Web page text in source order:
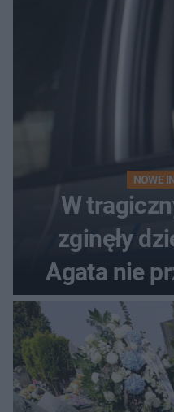
NOWE
W
zginęły
Agata nie